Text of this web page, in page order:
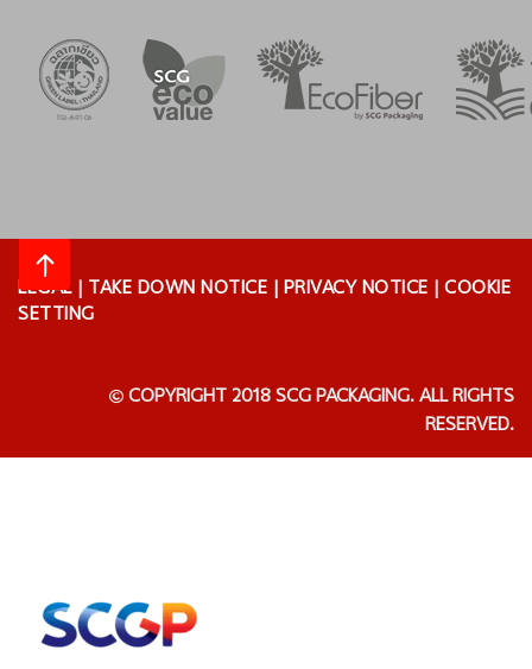
LEGAL| TAKE DOWN NOTICE | PRIVACY NOTICE | COOKIE
SETTING
COPYRIGHT 2018 SCG PACKAGING. ALL RIGHTS
RESERVED.